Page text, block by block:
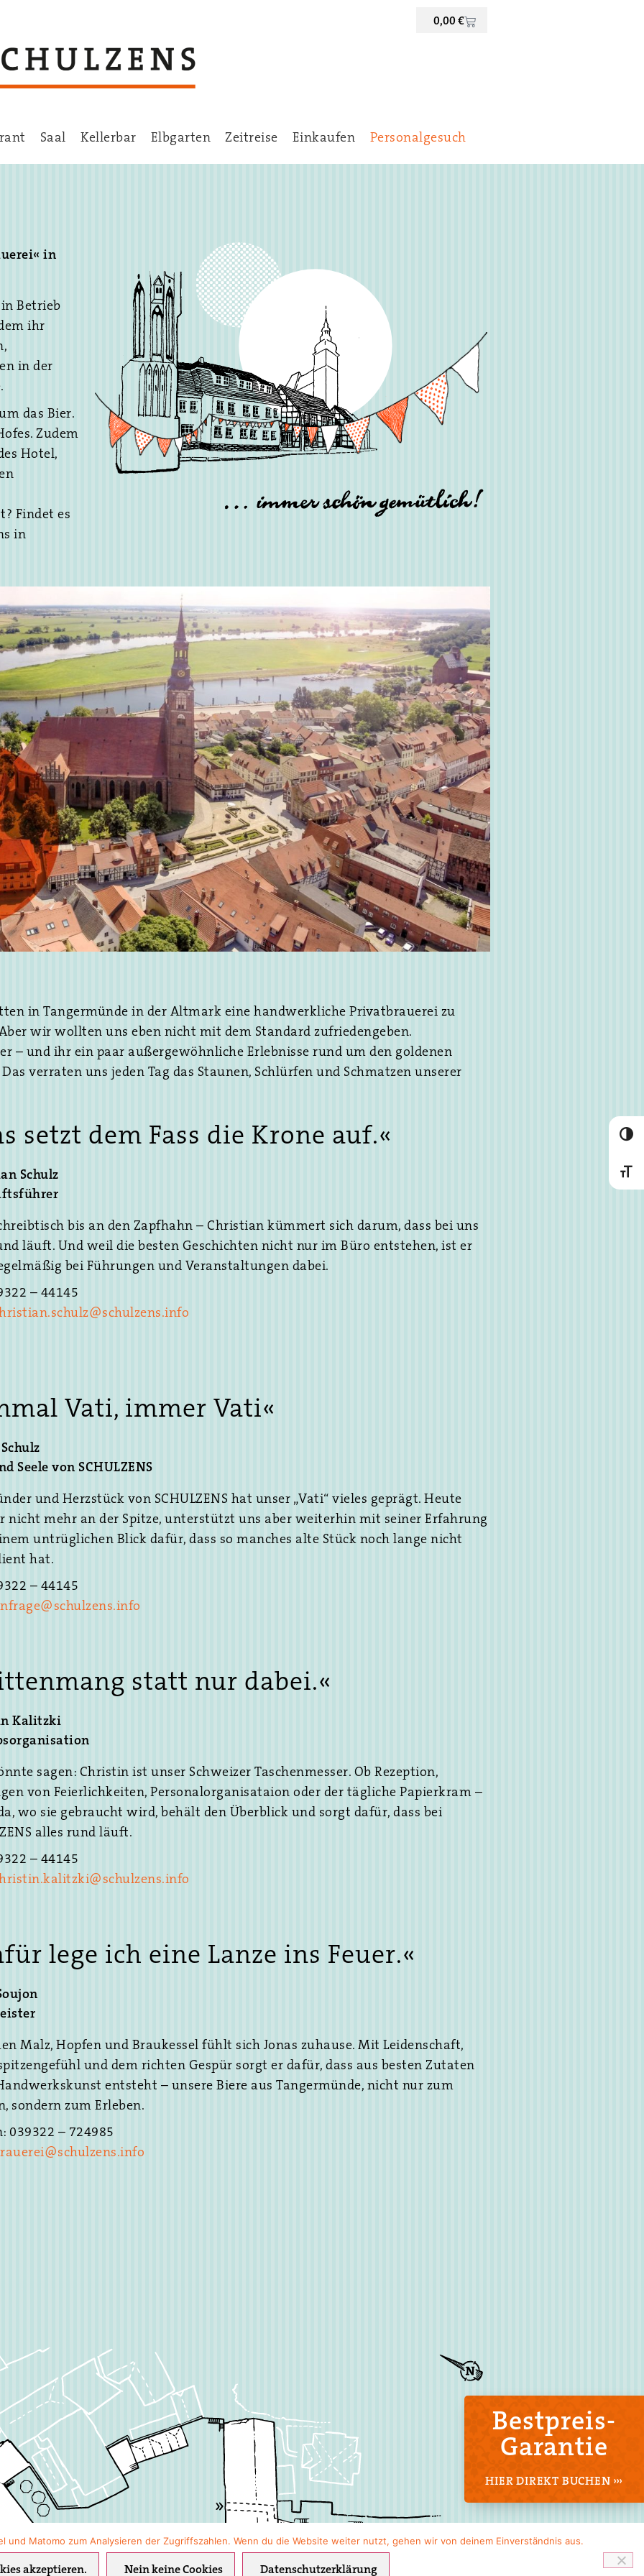
0,00 €
Saal Kellerbar Elbgarten Zeitreise Einkaufen Personalgesuch
in
Betrieb
ihr
in der
artículo
de
sea
de azar.
en
y los
y
ofrece a
para
al
si
para ti?
línea que
en el
Betplay son
de
la
también
y
con las
legal.
al cliente,
resolver
usuarios.
pago
de dinero.
algunos
es
aquellos
línea.
de sus
el mundo
línea que
A través
y juegos
para los
la
permite a
secciones
, que
son en su
de
y
de
días de la
puedan
como
una
de
ha ganado
y
sus
las
amplia
así
al
la que
con las
les
la mayoría
y
los
los
das Bier.
Zudem
Hotel,
Findet es
in
in Tangermünde in der Altmark eine handwerkliche Privatbrauerei zu
wir wollten uns eben nicht mit dem Standard zufriedengeben.
– und ihr ein paar außergewöhnliche Erlebnisse rund um den goldenen
verraten uns jeden Tag das Staunen, Schlürfen und Schmatzen unserer
setzt dem Fass die Krone auf.«
Schulz
bis an den Zapfhahn – Christian kümmert sich darum, dass bei uns
läuft. Und weil die besten Geschichten nicht nur im Büro entstehen, ist er
bei Führungen und Veranstaltungen dabei.
– 44145
Vati, immer Vati«
Seele von SCHULZENS
und Herzstück von SCHULZENS hat unser „Vati“ vieles geprägt. Heute
nicht mehr an der Spitze, unterstützt uns aber weiterhin mit seiner Erfahrung
untrüglichen Blick dafür, dass so manches alte Stück noch lange nicht
hat.
– 44145
statt nur dabei.«
Kalitzki
sagen: Christin ist unser Schweizer Taschenmesser. Ob Rezeption,
von Feierlichkeiten, Personalorganisataion oder der tägliche Papierkram –
wo sie gebraucht wird, behält den Überblick und sorgt dafür, dass bei
alles rund läuft.
– 44145
lege ich eine Lanze ins Feuer.«
Malz, Hopfen und Braukessel fühlt sich Jonas zuhause. Mit Leidenschaft,
und dem richten Gespür sorgt er dafür, dass aus besten Zutaten
entsteht – unsere Biere aus Tangermünde, nicht nur zum
sondern zum Erleben.
039322 – 724985
Bestpreis-
Garantie
HIER DIREKT BUCHEN ›››
und Matomo zum Analysieren der Zugriffszahlen. Wenn du die Website weiter nutzt, gehen wir von deinem Einverständnis aus.
akzeptieren. Nein keine Cookies Datenschutzerklärung